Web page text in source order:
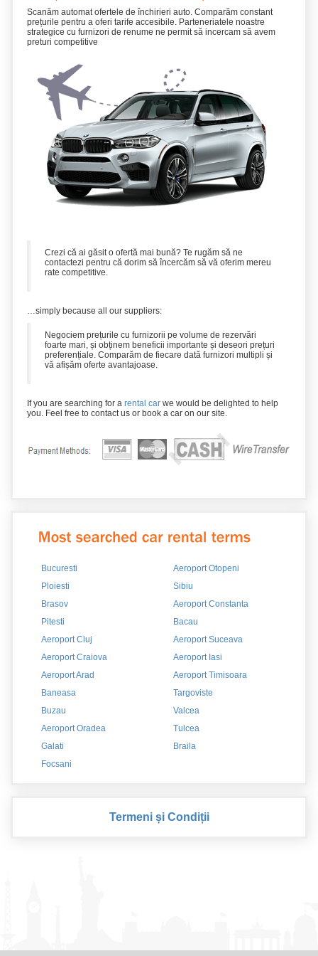
Scanăm automat ofertele de închirieri auto. Comparăm constant
prețurile pentru a oferi tarife accesibile. Parteneriatele noastre
strategice cu furnizori de renume ne permit să incercam să avem
preturi competitive
Crezi că ai găsit o ofertă mai bună? Te rugăm să ne
contactezi pentru că dorim să încercăm să vă oferim mereu
rate competitive.
…simply because all our suppliers:
Negociem prețurile cu furnizorii pe volume de rezervări
foarte mari, și obținem beneficii importante și deseori prețuri
preferențiale. Comparăm de fiecare dată furnizori multipli și
vă afișăm oferte avantajoase.
If you are searching for a rental car we would be delighted to help
you. Feel free to contact us or book a car on our site.
Bucuresti
Aeroport Otopeni
Ploiesti
Sibiu
Brasov
Aeroport Constanta
Pitesti
Bacau
Aeroport Cluj
Aeroport Suceava
Aeroport Craiova
Aeroport Iasi
Aeroport Arad
Aeroport Timisoara
Baneasa
Targoviste
Buzau
Valcea
Aeroport Oradea
Tulcea
Galati
Braila
Focsani
Termeni și Condiții